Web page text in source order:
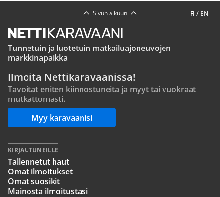
FI / EN
Sivun alkuun
Tunnetuin ja luotetuin matkailuajoneuvojen
markkinapaikka
Ilmoita Nettikaravaanissa!
Tavoitat eniten kiinnostuneita ja myyt tai vuokraat
mutkattomasti.
Myy karavaanisi
KIRJAUTUNEILLE
Tallennetut haut
Omat ilmoitukset
Omat suosikit
Mainosta ilmoitustasi